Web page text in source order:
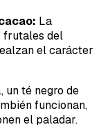
La
frutales del
el carácter
un té negro de
funcionan,
el paladar.